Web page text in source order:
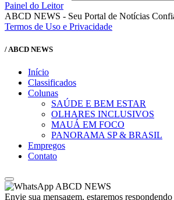
Painel do Leitor
ABCD NEWS - Seu Portal de Notícias
Termos de Uso e Privacidade
/ ABCD NEWS
Início
Classificados
Colunas
SAÚDE E BEM ESTAR
OLHARES INCLUSIVOS
MAUÁ EM FOCO
PANORAMA SP & BRASIL
Empregos
Contato
ABCD NEWS
Envie sua mensagem, estaremos